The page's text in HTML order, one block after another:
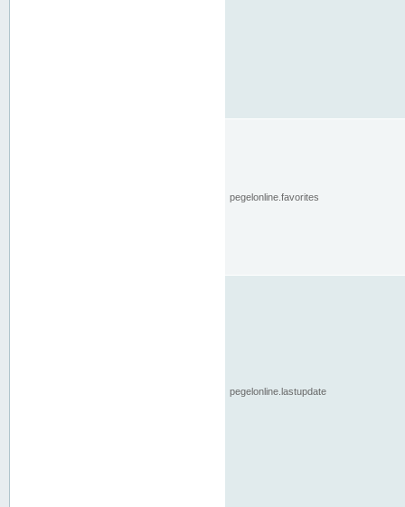
pegelonline.favorites
pegelonline.lastupdate